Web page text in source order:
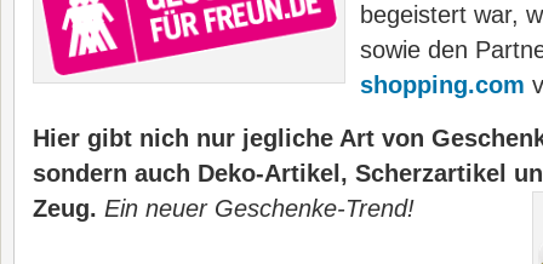
begeistert war,
sowie den
shopping.com
Hier gibt nich nur jegliche Art von
sondern auch Deko-Artikel, Scherzartikel
Zeug. Ein neuer Geschenke-Trend!